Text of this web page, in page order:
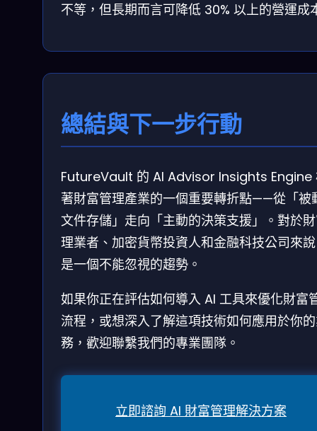
不等，但長期而言可降低 30% 以上的營運成
總結與下一步行動
FutureVault 的 AI Advisor Insights Engine
著財富管理產業的一個重要轉折點——從「被
文件存儲」走向「主動的決策支援」。對於
理業者、加密貨幣投資人和金融科技公司來
是一個不能忽視的趨勢。
如果你正在評估如何導入 AI 工具來優化財富
流程，或想深入了解這項技術如何應用於你
務，歡迎聯繫我們的專業團隊。
立即諮詢 AI 財富管理解決方案